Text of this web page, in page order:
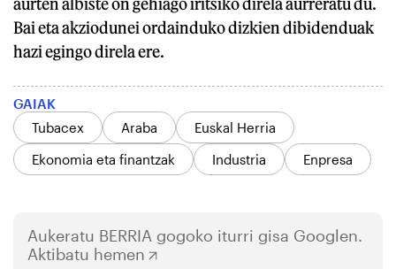
Bai eta akziodunei ordainduko dizkien dibidenduak
hazi egingo direla ere.
GAIAK
Tubacex
Araba
Euskal Herria
Ekonomia eta finantzak
Industria Enpresa
Aukeratu BERRIA gogoko iturri gisa Googlen.
Aktibatu hemen